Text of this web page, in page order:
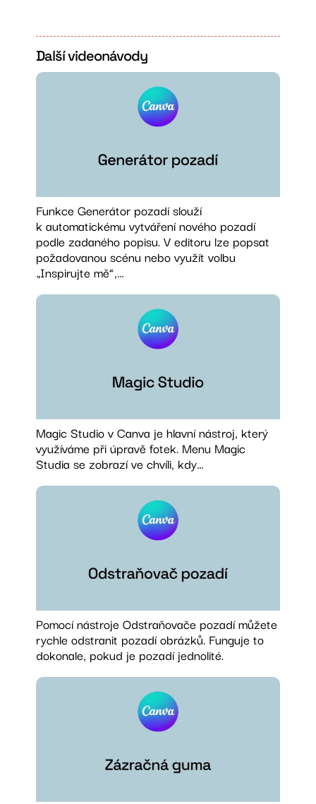
Další videonávody
Funkce Generátor pozadí slouží
k automatickému vytváření nového pozadí
podle zadaného popisu. V editoru lze popsat
požadovanou scénu nebo využít volbu
„Inspirujte mě“,…
Magic Studio v Canva je hlavní nástroj, který
využíváme při úpravě fotek. Menu Magic
Studia se zobrazí ve chvíli, kdy…
Pomocí nástroje Odstraňovače pozadí můžete
rychle odstranit pozadí obrázků. Funguje to
dokonale, pokud je pozadí jednolité.